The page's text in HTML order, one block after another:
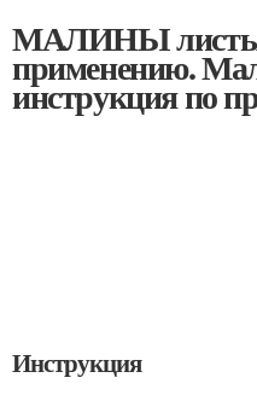
МАЛИНЫ
применению.
инструкция по
Инструкция